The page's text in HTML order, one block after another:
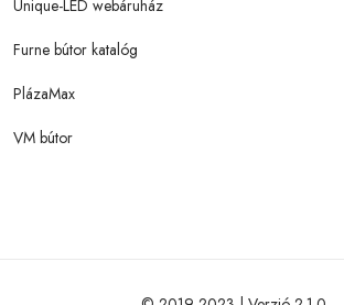
Unique-LED webáruház
Furne bútor katalóg
PlázaMax
VM bútor